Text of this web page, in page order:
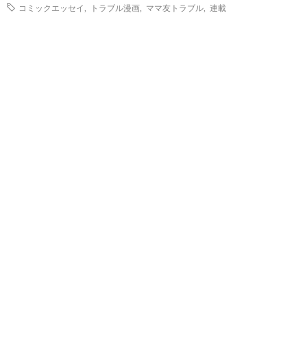
コミックエッセイ
トラブル漫画 ママ友トラブル 連載